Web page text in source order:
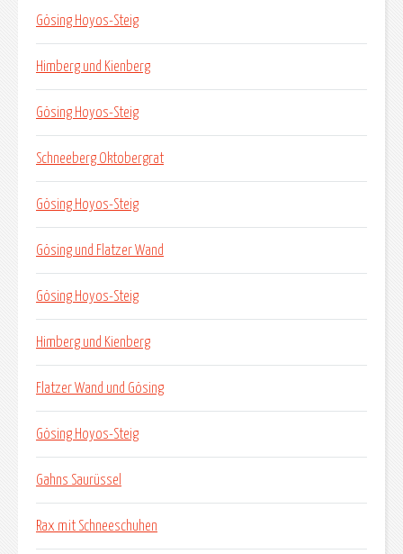
Gösing Hoyos-Steig
Himberg und Kienberg
Gösing Hoyos-Steig
Schneeberg Oktobergrat
Gösing Hoyos-Steig
Gösing und Flatzer Wand
Gösing Hoyos-Steig
Himberg und Kienberg
Flatzer Wand und Gösing
Gösing Hoyos-Steig
Gahns Saurüssel
Rax mit Schneeschuhen